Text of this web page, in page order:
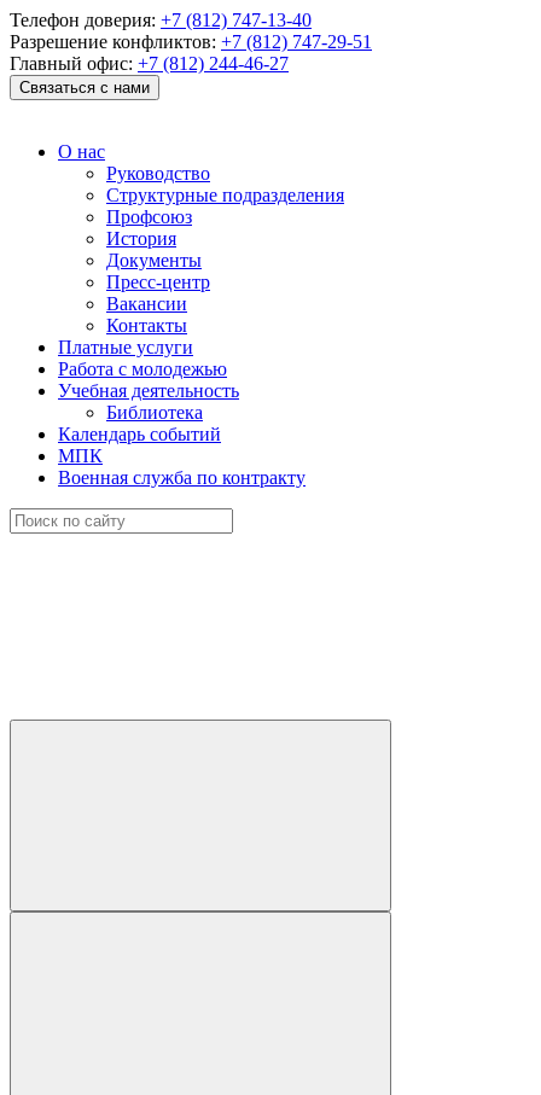
Телефон доверия: +7 (812) 747-13-40
Разрешение конфликтов: +7 (812) 747-29-51
Главный офис: +7 (812) 244-46-27
Связаться с нами
О нас
Руководство
Структурные подразделения
Профсоюз
История
Документы
Пресс-центр
Вакансии
Контакты
Платные услуги
Работа с молодежью
Учебная деятельность
Библиотека
Календарь событий
МПК
Военная служба по контракту